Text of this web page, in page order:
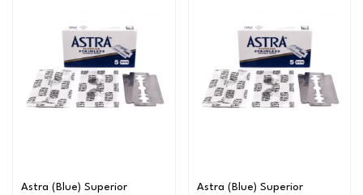
Astra (Blue) Superior
Astra (Blue) Superior